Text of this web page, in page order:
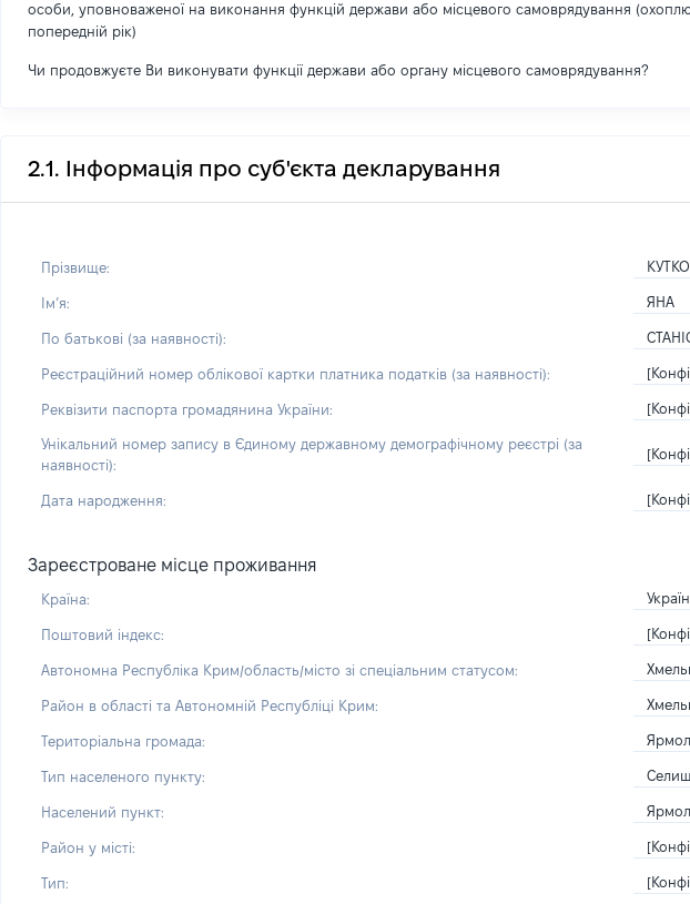
особи, уповноваженої на виконання функцій держави або місцевого самоврядування
попередній рік)
Чи продовжуєте Ви виконувати функції держави або органу місцевого самоврядування?
2.1. Інформація про суб'єкта декларування
Прізвище:
Імʼя: ЯНА
По батькові (за наявності):
Реєстраційний номер облікової картки платника податків (за наявності):
Реквізити паспорта громадянина України:
Унікальний номер запису в Єдиному державному демографічному реєстрі (за
наявності):
Дата народження:
Зареєстроване місце проживання
Країна:
Поштовий індекс:
Автономна Республіка Крим/область/місто зі спеціальним статусом:
Район в області та Автономній Республіці Крим:
Територіальна громада:
Тип населеного пункту:
Населений пункт:
Район у місті:
Тип: